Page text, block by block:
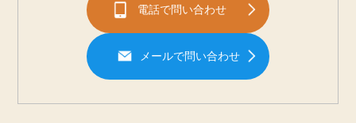
電話で問い合わせ
メールで問い合わせ